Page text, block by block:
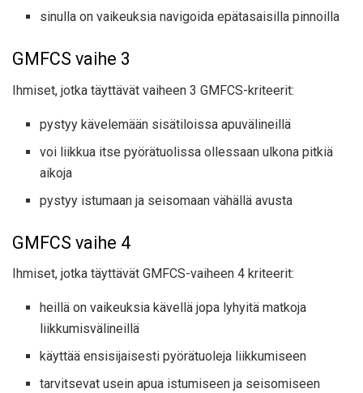
sinulla on vaikeuksia navigoida epätasaisilla pinnoilla
GMFCS vaihe 3
Ihmiset, jotka täyttävät vaiheen 3 GMFCS-kriteerit:
pystyy kävelemään sisätiloissa apuvälineillä
voi liikkua itse pyörätuolissa ollessaan ulkona pitkiä
aikoja
pystyy istumaan ja seisomaan vähällä avusta
GMFCS vaihe 4
Ihmiset, jotka täyttävät GMFCS-vaiheen 4 kriteerit:
heillä on vaikeuksia kävellä jopa lyhyitä matkoja
liikkumisvälineillä
käyttää ensisijaisesti pyörätuoleja liikkumiseen
tarvitsevat usein apua istumiseen ja seisomiseen